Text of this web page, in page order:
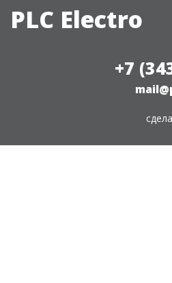
PLC Electro
+7